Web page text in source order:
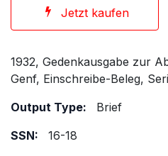
Jetzt kaufen
1932, Gedenkausgabe zur
Genf, Einschreibe-Beleg,
Output Type:
Brief
SSN:
16-18